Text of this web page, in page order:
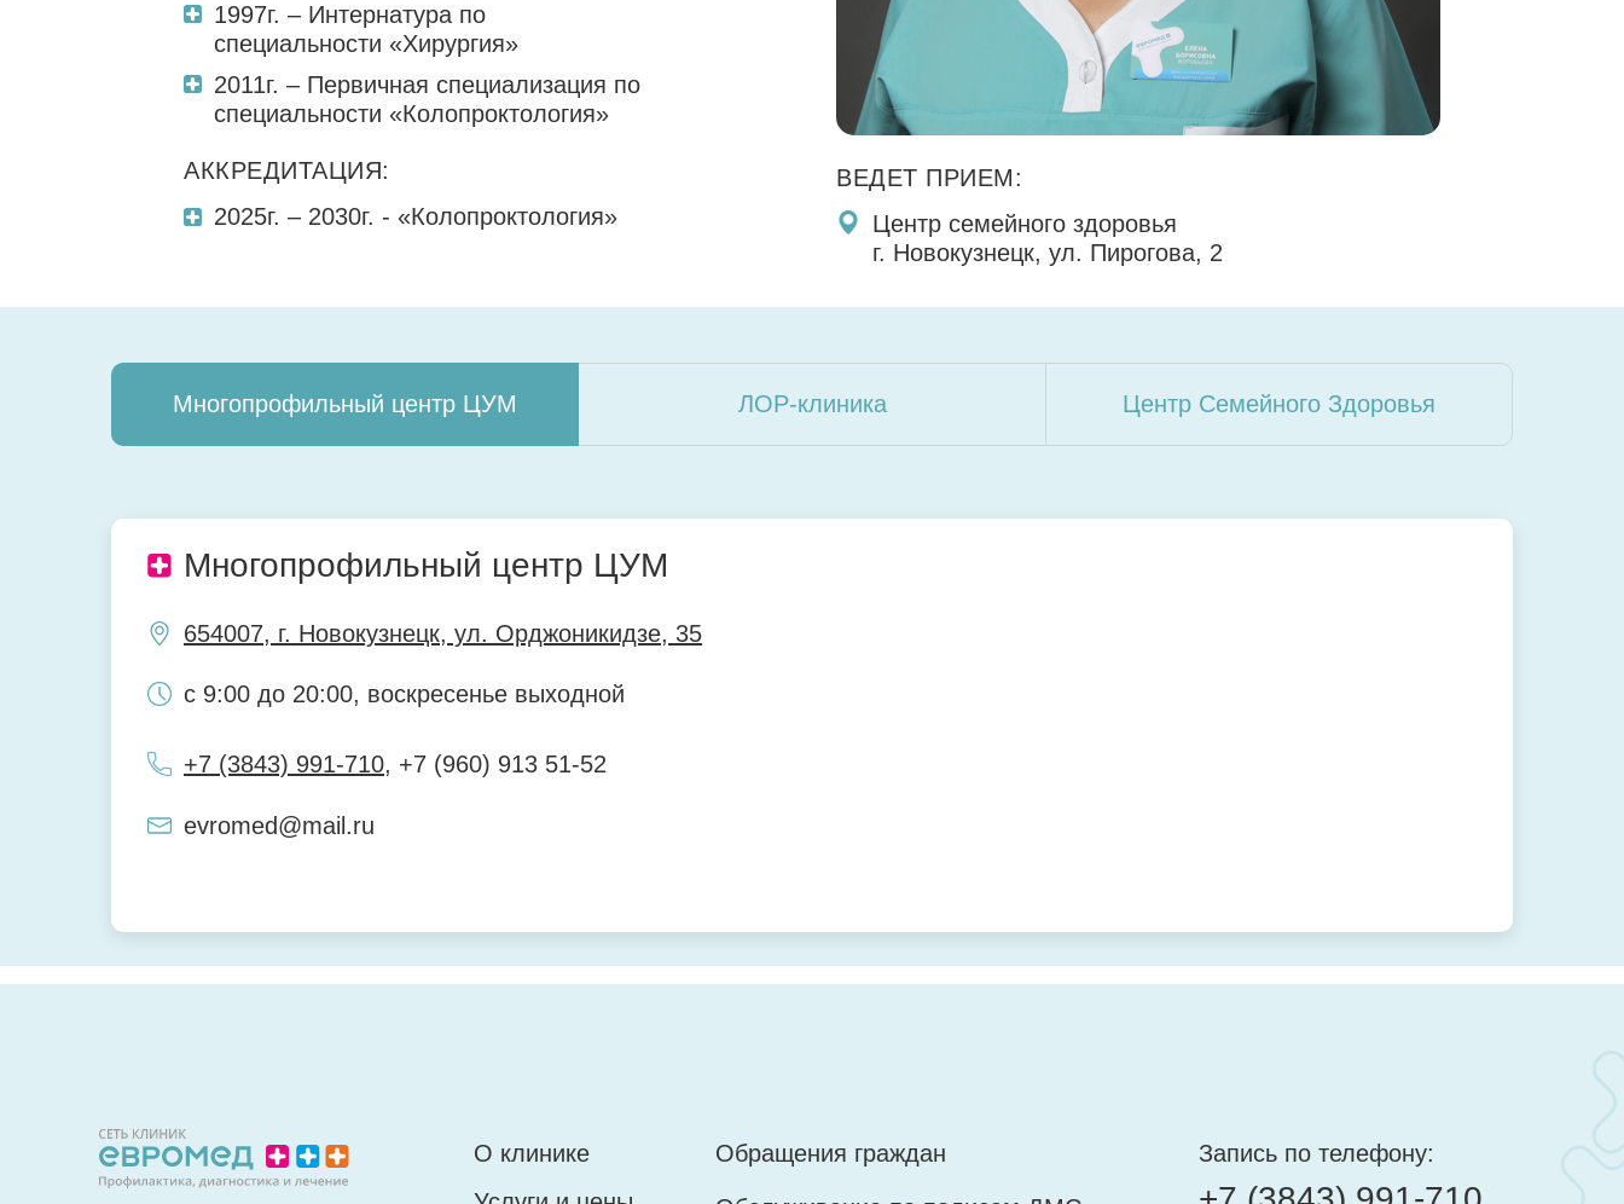
1997г. – Интернатура по
специальности «Хирургия»
2011г. – Первичная специализация по
специальности «Колопроктология»
АККРЕДИТАЦИЯ:
2025г. – 2030г. - «Колопроктология»
ВЕДЕТ ПРИЕМ:
Центр семейного здоровья
г. Новокузнецк, ул. Пирогова, 2
Многопрофильный центр ЦУМ ЛОР-клиника Центр Семейного Здоровья
Многопрофильный центр ЦУМ
654007, г. Новокузнецк, ул. Орджоникидзе, 35
с 9:00 до 20:00, воскресенье выходной
+7 (3843) 991-710, +7 (960) 913 51-52
evromed@mail.ru
с 9:00 до 20:00, воскресенье выходной
Будни с 9:00 до 20:00
О клинике
Обращения граждан Запись по телефону: